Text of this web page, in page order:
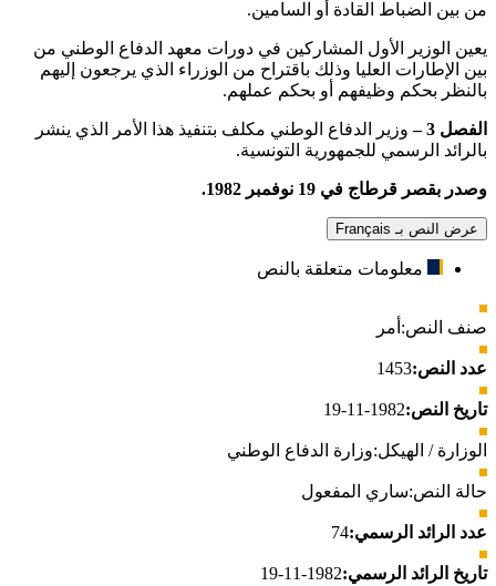
من بين الضباط القادة أو السامين.
يعين الوزير الأول المشاركين في دورات معهد الدفاع الوطني من
بين الإطارات العليا وذلك باقتراح من الوزراء الذي يرجعون إليهم
بالنظر بحكم وظيفهم أو بحكم عملهم.
الفصل 3 –
وزير الدفاع الوطني مكلف بتنفيذ هذا الأمر الذي ينشر
بالرائد الرسمي للجمهورية التونسية.
وصدر بقصر قرطاج في 19 نوفمبر 1982.
عرض النص بـ Français
معلومات متعلقة بالنص
صنف النص: أمر
عدد النص:1453
تاريخ النص:1982-11-19
الوزارة / الهيكل:وزارة الدفاع الوطني
حالة النص:ساري المفعول
عدد الرائد الرسمي:74
تاريخ الرائد الرسمي:1982-11-19